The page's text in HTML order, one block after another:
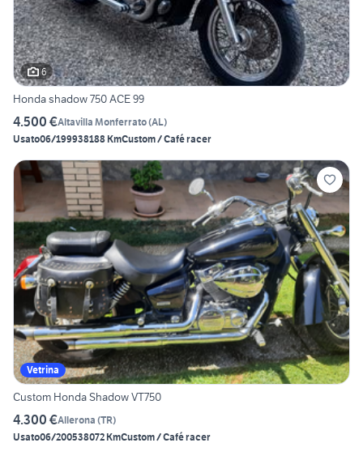
6
Honda shadow 750 ACE 99
4.500 €Altavilla Monferrato(AL)
Usato06/199938188 KmCustom / Café racer
Vetrina
Custom Honda Shadow VT750
4.300 €Allerona (TR)
Usato06/200538072 KmCustom / Café racer